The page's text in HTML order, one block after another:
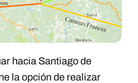
hacia Santiago de
la opción de realizar